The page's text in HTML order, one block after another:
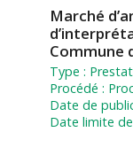
Marché
Commune
Type :
Procédé :
Date de
Date limite